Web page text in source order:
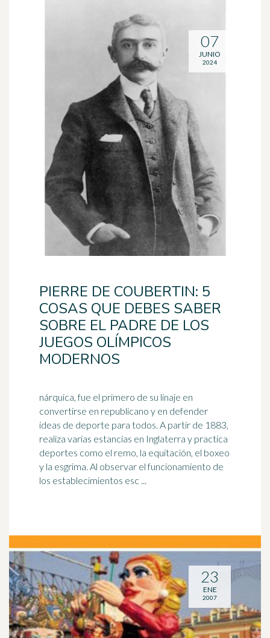
PIERRE DE COUBERTIN: 5
COSAS QUE DEBES SABER
SOBRE EL PADRE DE LOS
JUEGOS OLÍMPICOS
MODERNOS
nárquica, fue el primero de su linaje en
convertirse en republicano y en defender
ideas de deporte para todos. A partir de 1883,
realiza varias estancias en Inglaterra y practica
deportes como el remo, la equitación, el boxeo
y la esgrima. Al observar el funcionamiento de
los establecimientos esc ...
07
JUNIO
2024
23
ENE
2007